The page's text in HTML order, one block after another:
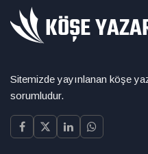
Sitemizde yayınlanan köşe
sorumludur.